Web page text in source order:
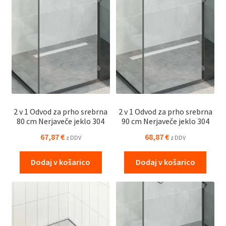
2 v 1 Odvod za prho srebrna
80 cm Nerjaveče jeklo 304
67,87€ z DDV
Dodaj v košarico
2 v 1 Odvod za prho srebrna
90 cm Nerjaveče jeklo 304
68,87€ z DDV
Dodaj v košarico